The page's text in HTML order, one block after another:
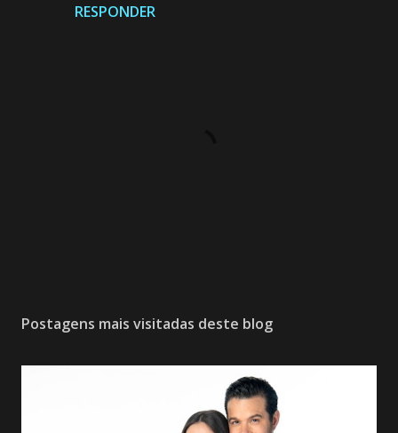
RESPONDER
s
Postagens mais visitadas deste blog